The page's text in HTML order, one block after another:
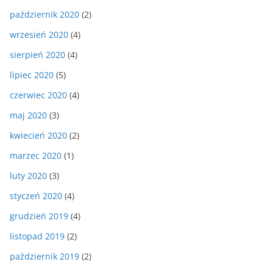
październik 2020 (2)
wrzesień 2020 (4)
sierpień 2020 (4)
lipiec 2020 (5)
czerwiec 2020 (4)
maj 2020 (3)
kwiecień 2020 (2)
marzec 2020 (1)
luty 2020 (3)
styczeń 2020 (4)
grudzień 2019 (4)
listopad 2019 (2)
październik 2019 (2)